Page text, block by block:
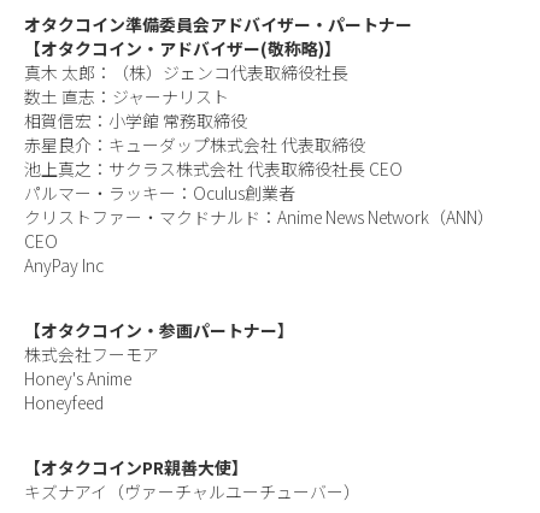
オタクコイン準備委員会アドバイザー・パートナー
【オタクコイン・アドバイザー(敬称略)】
真木 太郎：（株）ジェンコ代表取締役社長
数土 直志：ジャーナリスト
相賀信宏：小学館 常務取締役
赤星良介：キューダップ株式会社 代表取締役
池上真之：サクラス株式会社 代表取締役社長 CEO
パルマー・ラッキー：Oculus創業者
クリストファー・マクドナルド：Anime News Network（ANN）
CEO
AnyPay Inc
【オタクコイン・参画パートナー】
株式会社フーモア
Honey's Anime
Honeyfeed
【オタクコインPR親善大使】
キズナアイ（ヴァーチャルユーチューバー）